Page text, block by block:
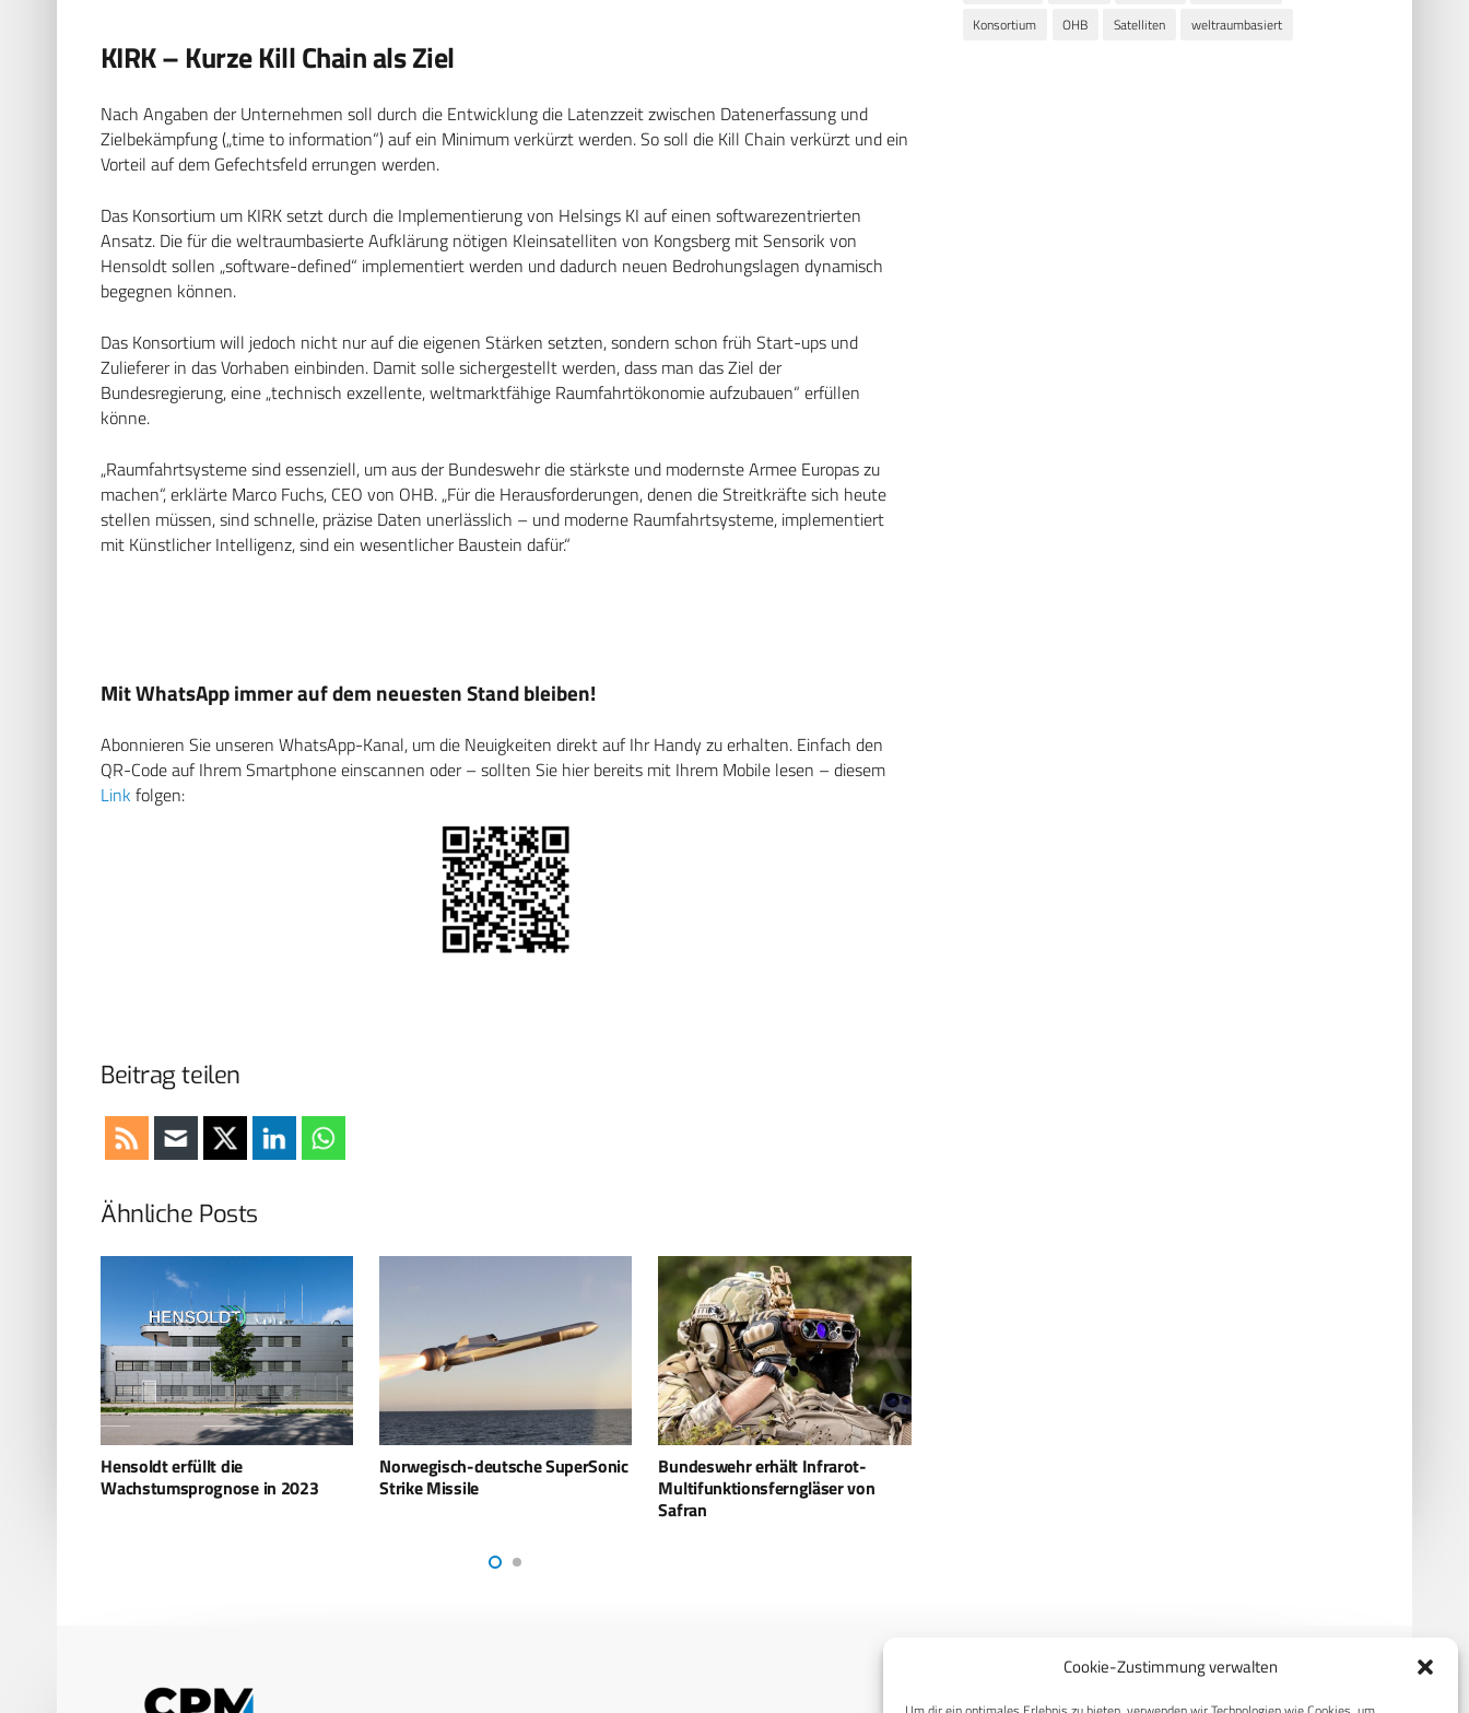
Cookie-Zustimmung verwalten
KIRK – Kurze Kill Chain als Ziel
Nach Angaben der Unternehmen soll durch die Entwicklung die Latenzzeit zwischen Datenerfassung und
Zielbekämpfung („time to information“) auf ein Minimum verkürzt werden. So soll die Kill Chain verkürzt und ein
Vorteil auf dem Gefechtsfeld errungen werden.
Das Konsortium um KIRK setzt durch die Implementierung von Helsings KI auf einen softwarezentrierten
Ansatz. Die für die weltraumbasierte Aufklärung nötigen Kleinsatelliten von Kongsberg mit Sensorik von
Hensoldt sollen „software-defined“ implementiert werden und dadurch neuen Bedrohungslagen dynamisch
begegnen können.
Das Konsortium will jedoch nicht nur auf die eigenen Stärken setzten, sondern schon früh Start-ups und
Zulieferer in das Vorhaben einbinden. Damit solle sichergestellt werden, dass man das Ziel der
Bundesregierung, eine „technisch exzellente, weltmarktfähige Raumfahrtökonomie aufzubauen“ erfüllen
könne.
„Raumfahrtsysteme sind essenziell, um aus der Bundeswehr die stärkste und modernste Armee Europas zu
machen“, erklärte Marco Fuchs, CEO von OHB. „Für die Herausforderungen, denen die Streitkräfte sich heute
stellen müssen, sind schnelle, präzise Daten unerlässlich – und moderne Raumfahrtsysteme, implementiert
mit Künstlicher Intelligenz, sind ein wesentlicher Baustein dafür.“
Mit WhatsApp immer auf dem neuesten Stand bleiben!
Abonnieren Sie unseren WhatsApp-Kanal, um die Neuigkeiten direkt auf Ihr Handy zu erhalten. Einfach den
QR-Code auf Ihrem Smartphone einscannen oder – sollten Sie hier bereits mit Ihrem Mobile lesen – diesem
Link folgen:
Beitrag teilen
Konsortium
OHB Satelliten weltraumbasiert
Ähnliche Posts
Norwegisch-deutsche SuperSonic
Strike Missile
Bundeswehr erhält Infrarot-
Multifunktionsferngläser von
Neue Fähigkeiten zur
Weltraumüberwachung durch
Weltraumradar